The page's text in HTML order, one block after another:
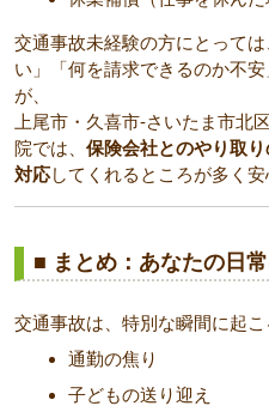
交通事故未経験の方にとって
い」「何を請求できるのか不
が、
上尾市・久喜市-さいたま市北
院では、 保険会社とのやり取
対応してくれるところが多く安
■ まとめ：あなたの日
交通事故は、特別な瞬間に起こ
通勤の焦り
子どもの送り迎え